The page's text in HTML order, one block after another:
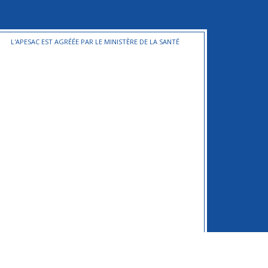
L'APESAC EST AGRÉÉE PAR LE MINISTÈRE DE LA SANTÉ